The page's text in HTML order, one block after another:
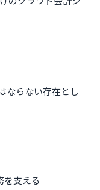
ならない存在とし
を支える